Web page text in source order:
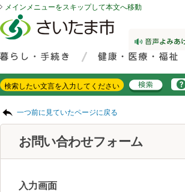
メインメニューをスキップして本文へ移動
一つ前に見ていたページに戻る
お問い合わせフォーム
入力画面